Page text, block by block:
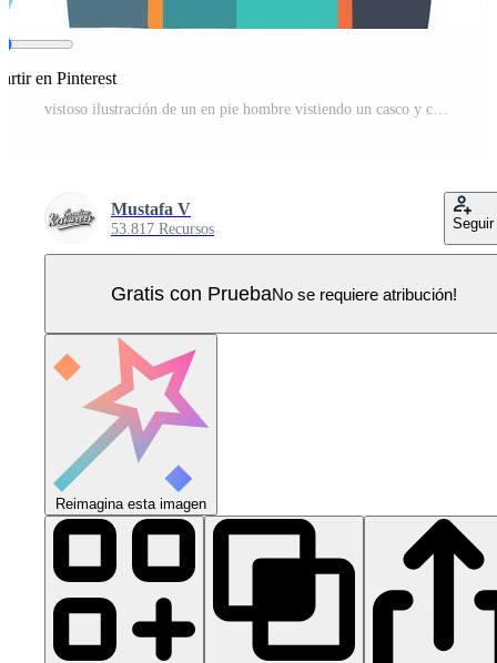
en Pinterest
vistoso ilustración de un en pie hombre vistiendo un casco y chaqueta Vector Pro
Mustafa V
53.817 Recursos Seguir
Gratis con PruebaNo se requiere atribución!
Reimagina esta imagen